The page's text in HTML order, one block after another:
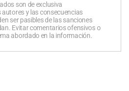
son de exclusiva
y las consecuencias
ser pasibles de las sanciones
Evitar comentarios ofensivos o
abordado en la información.